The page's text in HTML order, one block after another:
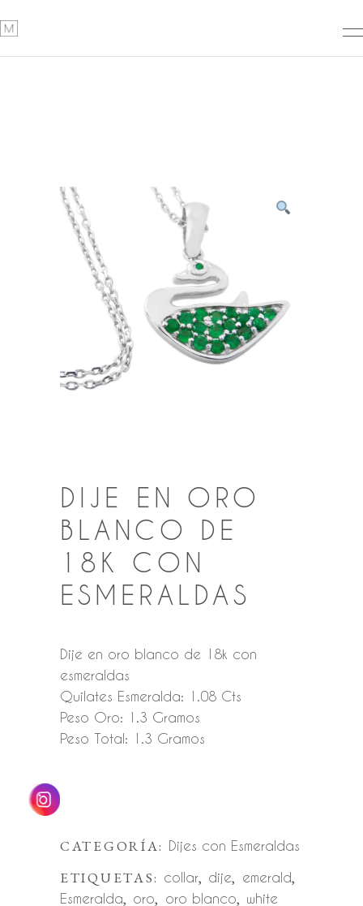
DIJE EN ORO
BLANCO DE
18K CON
ESMERALDAS
Dije en oro blanco de 18k con
esmeraldas
Quilates Esmeralda: 1.08 Cts
Peso Oro: 1.3 Gramos
Peso Total: 1.3 Gramos
CATEGORÍA: Dijes con Esmeraldas
ETIQUETAS: collar, dije, emerald,
Esmeralda, oro, oro blanco, white